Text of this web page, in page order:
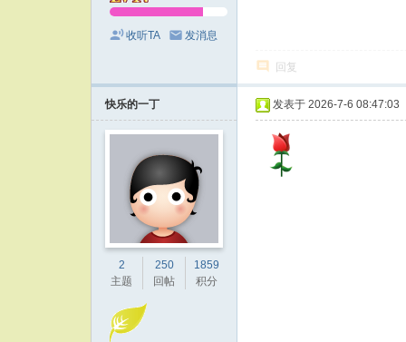
收听TA 发消息
回复
快乐的一丁
2
主题
250
回帖
1859
积分
发表于 2026-7-6 08:47:03